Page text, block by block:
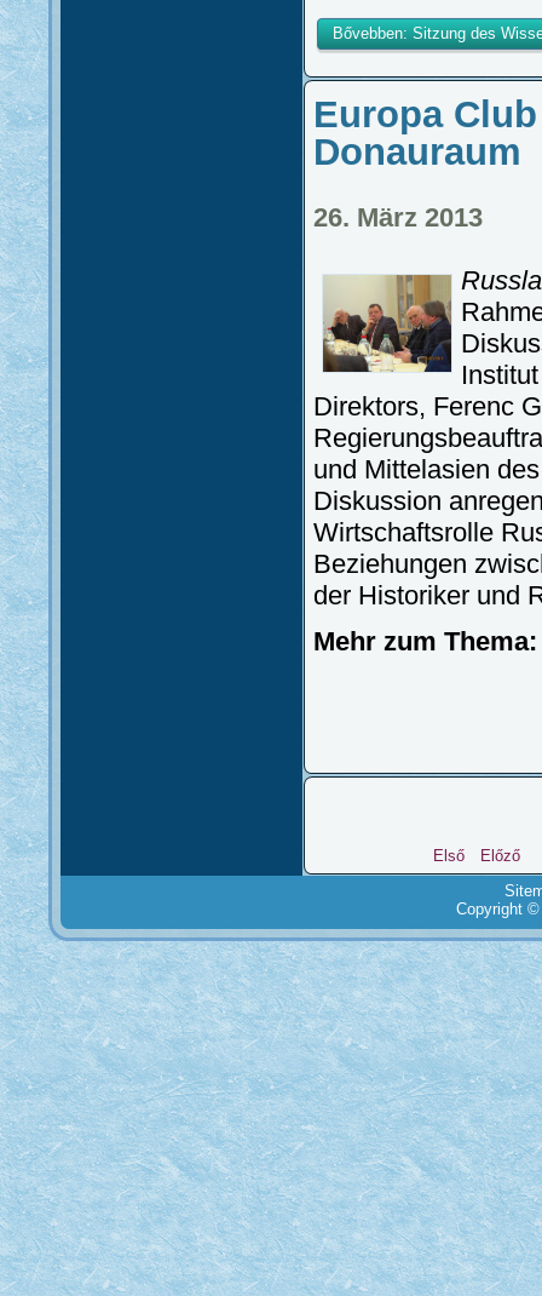
Bővebben: Sitzung des
Europa
Donauraum
26. März 2013
Direktors, Ferenc
und Mittelasien
Diskussion
Wirtschaftsrolle
Beziehungen
der Historiker und
Mehr zum
Első Előző
Copyright ©